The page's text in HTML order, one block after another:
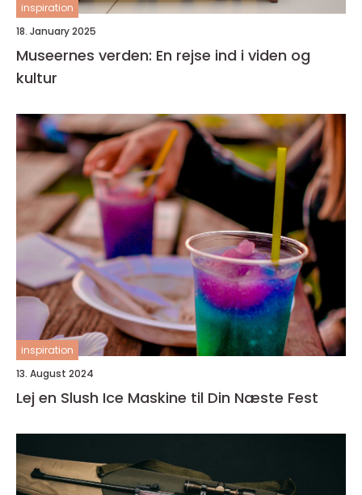
inspiration
18. January 2025
Museernes verden: En rejse ind i viden og
kultur
inspiration
13. August 2024
Lej en Slush Ice Maskine til Din Næste Fest